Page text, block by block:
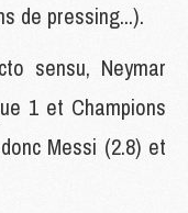
de pressing...).
sensu, Neymar
1 et Champions
Messi (2.8) et